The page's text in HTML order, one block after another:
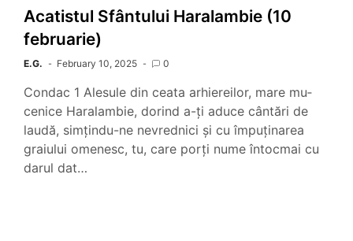
Acatistul Sfântului Haralambie (10
februarie)
E.G. February 10, 2025 0
Condac 1 Alesule din ceata arhiereilor, mare mu­
cenice Haralambie, dorind a-ți aduce cântări de
laudă, simțindu-ne nevrednici și cu împuținarea
graiului omenesc, tu, care porți nume întocmai cu
darul dat…